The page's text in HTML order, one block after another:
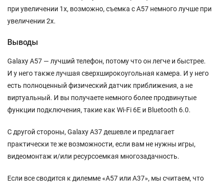
при увеличении 1x, возможно, съемка с A57 немного лучше при
увеличении 2x.
Выводы
Galaxy A57 — лучший телефон, потому что он легче и быстрее.
И у него также лучшая сверхширокоугольная камера. И у него
есть полноценный физический датчик приближения, а не
виртуальный. И вы получаете немного более продвинутые
функции подключения, такие как Wi-Fi 6E и Bluetooth 6.0.
С другой стороны, Galaxy A37 дешевле и предлагает
практически те же возможности, если вам не нужны игры,
видеомонтаж и/или ресурсоемкая многозадачность.
Если все сводится к дилемме «A57 или A37», мы считаем, что